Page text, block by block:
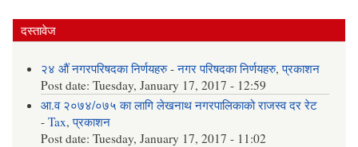
दस्तावेज
२४ औं नगरपरिषदका निर्णयहरु-नगर परिषदका निर्णयहरु,प्रकाशन
Post date:Tuesday, January 17, 2017 - 12:59
आ.व २०७४/०७५ का लागि लेखनाथ नगरपालिकाको राजस्व दर रेट
-Tax,प्रकाशन
Post date:Tuesday, January 17, 2017 - 11:02